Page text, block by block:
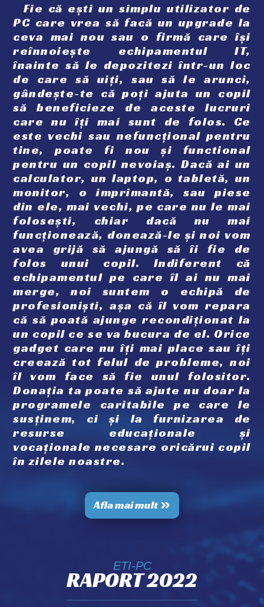
Fie că ești un simplu utilizator de
PC care vrea să facă un upgrade la
ceva mai nou sau o firmă care își
reînnoiește echipamentul IT,
înainte să le depozitezi într-un loc
de care să uiți, sau să le arunci,
gândește-te că poți ajuta un copil
să beneficieze de aceste lucruri
care nu îți mai sunt de folos. Ce
este vechi sau nefuncțional pentru
tine, poate fi nou și functional
pentru un copil nevoiaș. Dacă ai un
calculator, un laptop, o tabletă, un
monitor, o imprimantă, sau piese
din ele, mai vechi, pe care nu le mai
folosești, chiar dacă nu mai
funcționează, donează-le și noi vom
avea grijă să ajungă să îi fie de
folos unui copil. Indiferent că
echipamentul pe care îl ai nu mai
merge, noi suntem o echipă de
profesioniști, așa că îl vom repara
că să poată ajunge recondiționat la
un copil ce se va bucura de el. Orice
gadget care nu îți mai place sau îți
creează tot felul de probleme, noi
îl vom face să fie unul folositor.
Donația ta poate să ajute nu doar la
programele caritabile pe care le
susținem, ci și la furnizarea de
resurse educaționale și
vocaționale necesare oricărui copil
în zilele noastre.
Afla mai mult
ETI-PC
RAPORT 2022